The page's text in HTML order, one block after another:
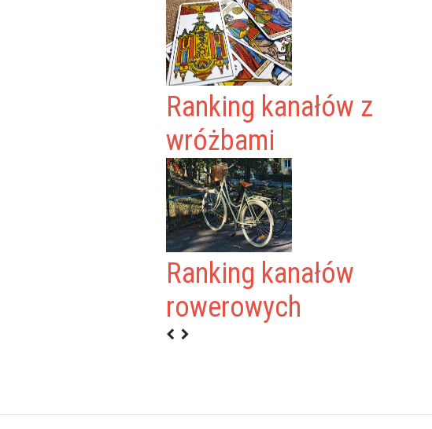
Ranking kanałów z
wróżbami
Ranking kanałów
rowerowych